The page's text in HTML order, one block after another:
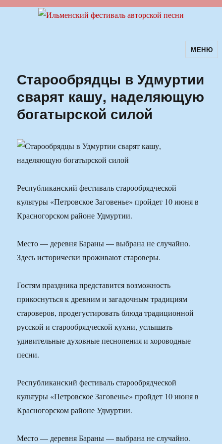
Ильменский фестиваль авторскойМЕНЮ
Старообрядцы в Удмуртии
сварят кашу, наделяющую
богатырской силой
Республиканский фестиваль старообрядческой
культуры «Петровское Заговенье» пройдет 10 июня в
Красногорском районе Удмуртии.
Место — деревня Бараны — выбрана не случайно.
Здесь исторически проживают староверы.
Гостям праздника представится возможность
прикоснуться к древним и загадочным традициям
староверов, продегустировать блюда традиционной
русской и старообрядческой кухни, услышать
удивительные духовные песнопения и хороводные
песни.
Республиканский фестиваль старообрядческой
культуры «Петровское Заговенье» пройдет 10 июня в
Красногорском районе Удмуртии.
Место — деревня Бараны — выбрана не случайно.